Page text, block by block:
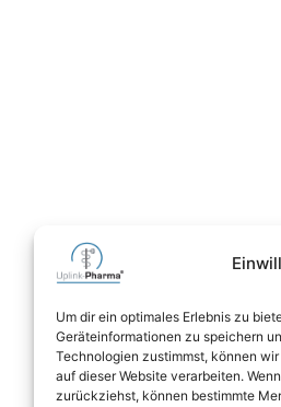
Um dir ein optimales Erlebnis zu
Geräteinformationen zu speichern
Technologien zustimmst, können
auf dieser Website verarbeiten.
zurückziehst, können bestimmte